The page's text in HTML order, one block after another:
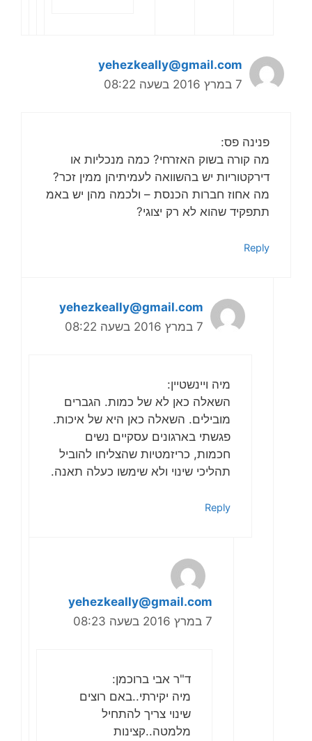
yehezkeally@gmail.com
7 במרץ 2016 בשעה 08:22
פנינה פס:
מה קורה בשוק האזרחי? כמה מנכליות או
דירקטוריות יש בהשוואה לעמיתיהן ממין זכר?
מה אחוז חברות הכנסת – ולכמה מהן יש באמ
תתפקיד שהוא לא רק יצוגי?
Reply
yehezkeally@gmail.com
7 במרץ 2016 בשעה 08:22
מיה ויינשטיין:
השאלה כאן לא של כמות. הגברים
מובילים. השאלה כאן היא של איכות.
פגשתי בארגונים עסקיים נשים
חכמות, כריזמטיות שהצליחו להוביל
תהליכי שינוי ולא שימשו כעלה תאנה.
Reply
yehezkeally@gmail.com
ד"ר אבי ברוכמן:
מיה יקירתי..באם רוצים
שינוי צריך להתחיל
מלמטה..קצינות